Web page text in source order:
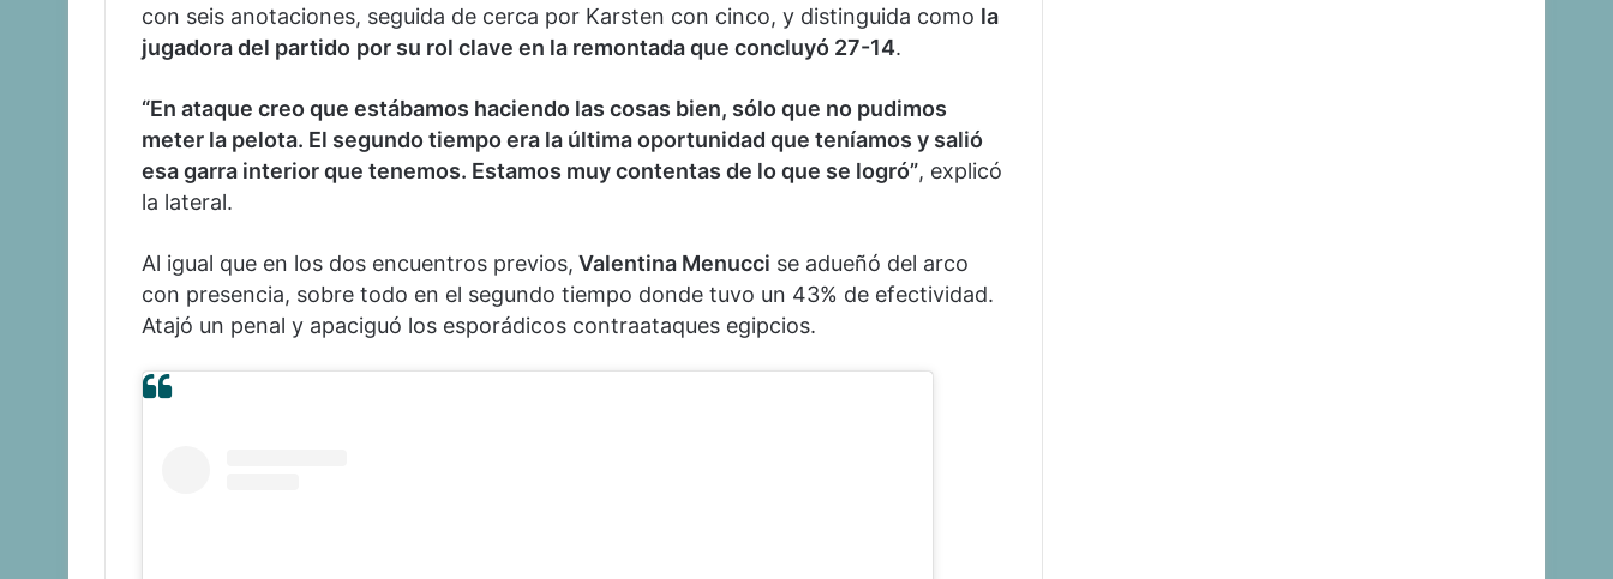
con seis anotaciones, seguida de cerca por Karsten con cinco, y distinguida como la
jugadora del partido por su rol clave en la remontada que concluyó 27-14.
“En ataque creo que estábamos haciendo las cosas bien, sólo que no pudimos
meter la pelota. El segundo tiempo era la última oportunidad que teníamos y salió
esa garra interior que tenemos. Estamos muy contentas de lo que se logró”, explicó
la lateral.
Al igual que en los dos encuentros previos, Valentina Menucci se adueñó del arco
con presencia, sobre todo en el segundo tiempo donde tuvo un 43% de efectividad.
Atajó un penal y apaciguó los esporádicos contraataques egipcios.